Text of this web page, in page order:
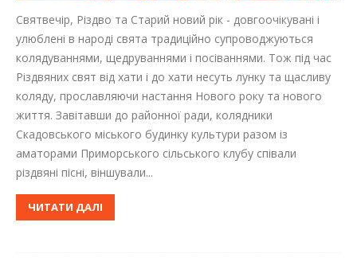
Святвечір, Різдво та Старий новий рік - довгоочікувані і
улюблені в народі свята традиційно супроводжуються
колядуваннями, щедруваннями і посіваннями. Тож під час
Різдвяних свят від хати і до хати несуть лунку та щасливу
коляду, прославляючи настання Нового року та нового
життя. Завітавши до районної ради, колядники
Скадовського міського будинку культури разом із
аматорами Приморського сільського клубу співали
різдвяні пісні, віншували...
ЧИТАТИ ДАЛІ